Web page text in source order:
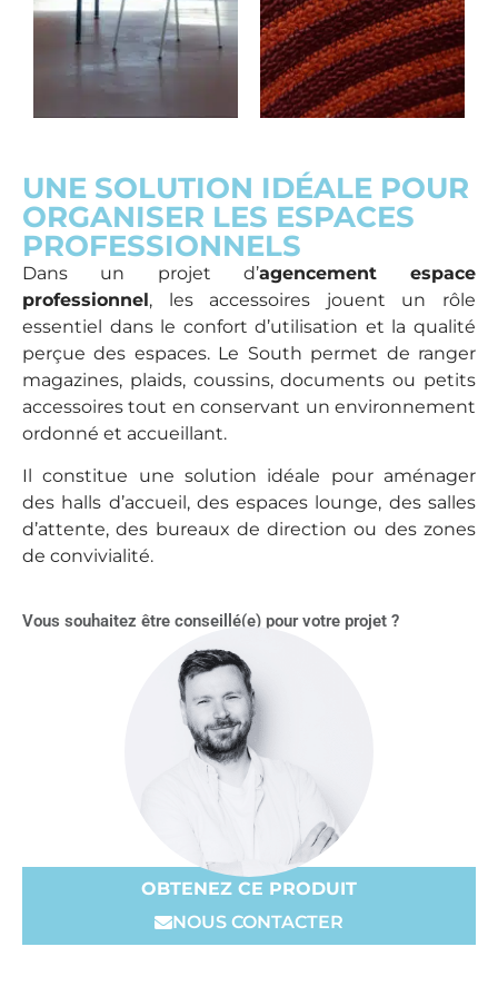
UNE SOLUTION IDÉALE POUR
ORGANISER LES ESPACES
PROFESSIONNELS
Dans un projet d’agencement espace
professionnel, les accessoires jouent un rôle
essentiel dans le confort d’utilisation et la qualité
perçue des espaces. Le South permet de ranger
magazines, plaids, coussins, documents ou petits
accessoires tout en conservant un environnement
ordonné et accueillant.
Il constitue une solution idéale pour aménager
des halls d’accueil, des espaces lounge, des salles
d’attente, des bureaux de direction ou des zones
de convivialité.
Vous souhaitez être conseillé(e) pour votre projet ?
OBTENEZ CE PRODUIT
NOUS CONTACTER